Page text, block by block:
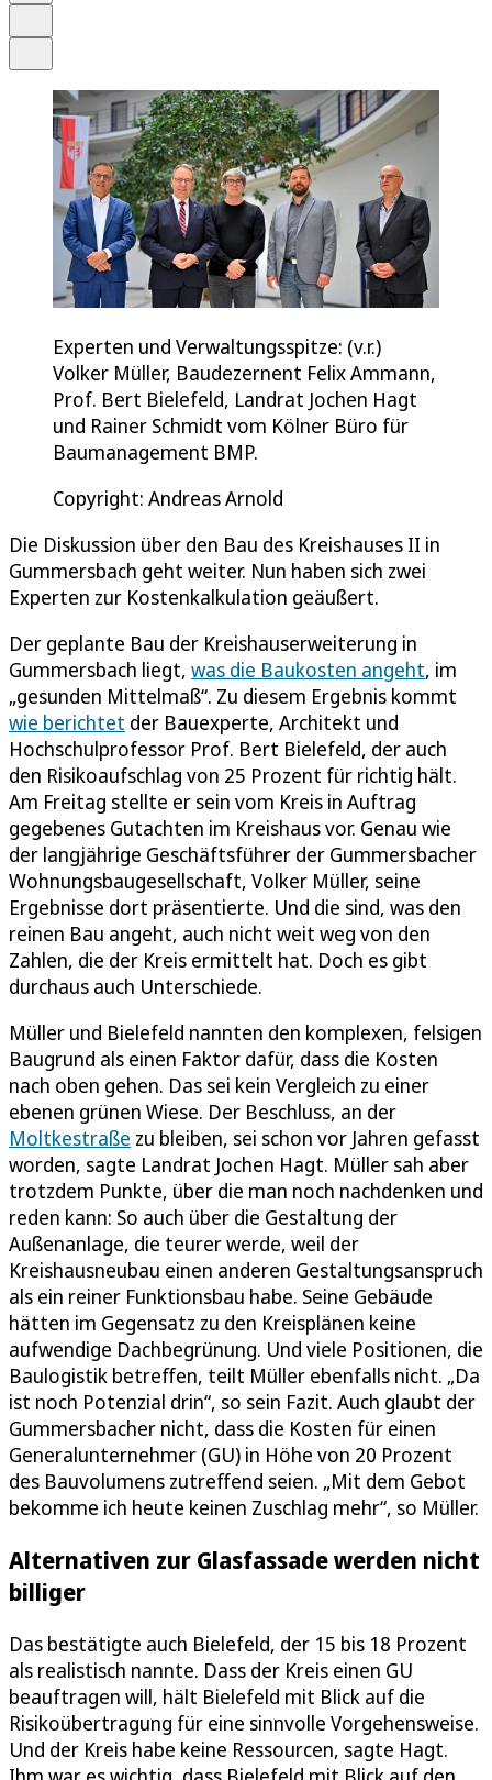
Experten und Verwaltungsspitze: (v.r.)
Volker Müller, Baudezernent Felix Ammann,
Prof. Bert Bielefeld, Landrat Jochen Hagt
und Rainer Schmidt vom Kölner Büro für
Baumanagement BMP.
Copyright: Andreas Arnold
Die Diskussion über den Bau des Kreishauses II in
Gummersbach geht weiter. Nun haben sich zwei
Experten zur Kostenkalkulation geäußert.
Der geplante Bau der Kreishauserweiterung in
Gummersbach liegt, was die Baukosten angeht, im
„gesunden Mittelmaß“. Zu diesem Ergebnis kommt
wie berichtet der Bauexperte, Architekt und
Hochschulprofessor Prof. Bert Bielefeld, der auch
den Risikoaufschlag von 25 Prozent für richtig hält.
Am Freitag stellte er sein vom Kreis in Auftrag
gegebenes Gutachten im Kreishaus vor. Genau wie
der langjährige Geschäftsführer der Gummersbacher
Wohnungsbaugesellschaft, Volker Müller, seine
Ergebnisse dort präsentierte. Und die sind, was den
reinen Bau angeht, auch nicht weit weg von den
Zahlen, die der Kreis ermittelt hat. Doch es gibt
durchaus auch Unterschiede.
Müller und Bielefeld nannten den komplexen, felsigen
Baugrund als einen Faktor dafür, dass die Kosten
nach oben gehen. Das sei kein Vergleich zu einer
ebenen grünen Wiese. Der Beschluss, an der
Moltkestraße zu bleiben, sei schon vor Jahren gefasst
worden, sagte Landrat Jochen Hagt. Müller sah aber
trotzdem Punkte, über die man noch nachdenken und
reden kann: So auch über die Gestaltung der
Außenanlage, die teurer werde, weil der
Kreishausneubau einen anderen Gestaltungsanspruch
als ein reiner Funktionsbau habe. Seine Gebäude
hätten im Gegensatz zu den Kreisplänen keine
aufwendige Dachbegrünung. Und viele Positionen, die
Baulogistik betreffen, teilt Müller ebenfalls nicht. „Da
ist noch Potenzial drin“, so sein Fazit. Auch glaubt der
Gummersbacher nicht, dass die Kosten für einen
Generalunternehmer (GU) in Höhe von 20 Prozent
des Bauvolumens zutreffend seien. „Mit dem Gebot
bekomme ich heute keinen Zuschlag mehr“, so Müller.
Alternativen zur Glasfassade werden nicht
billiger
Das bestätigte auch Bielefeld, der 15 bis 18 Prozent
als realistisch nannte. Dass der Kreis einen GU
beauftragen will, hält Bielefeld mit Blick auf die
Risikoübertragung für eine sinnvolle Vorgehensweise.
Und der Kreis habe keine Ressourcen, sagte Hagt.